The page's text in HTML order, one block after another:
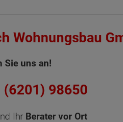
Wohnungsbau
Sie uns an!
(6201) 98650
Ihr Berater vor Ort